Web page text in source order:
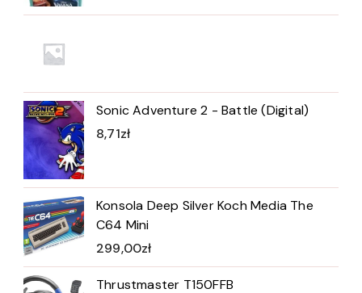
Sonic Adventure 2 - Battle (Digital)
8,71zł
Konsola Deep Silver Koch Media The
C64 Mini
299,00zł
Thrustmaster T150FFB